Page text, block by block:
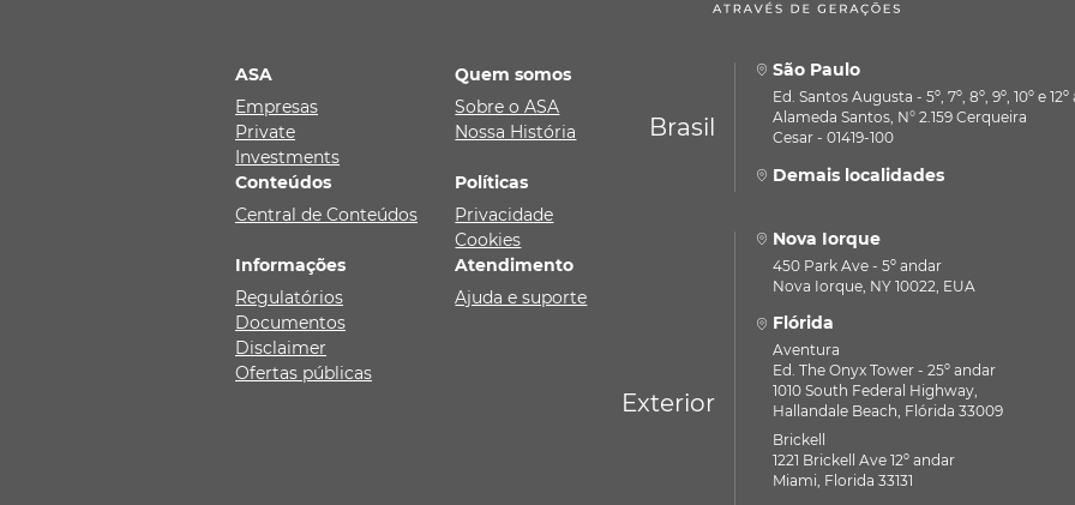
ASA
Empresas
Private
Investments
Quem somos
Sobre o ASA
Nossa História
Conteúdos
Central de Conteúdos
Políticas
Privacidade
Cookies
Informações
Regulatórios
Documentos
Disclaimer
Ofertas públicas
Atendimento
Ajuda e suporte
Brasil
São Paulo
Ed. Santos Augusta - 5º, 7º, 8º, 9º, 10º e
Alameda Santos, N° 2.159 Cerqueira
Cesar - 01419-100
Demais localidades
Exterior
Nova Iorque
450 Park Ave - 5º andar
Nova Iorque, NY 10022, EUA
Flórida
Aventura
Ed. The Onyx Tower - 25º andar
1010 South Federal Highway,
Hallandale Beach, Flórida 33009
Brickell
1221 Brickell Ave 12º andar
Miami, Florida 33131